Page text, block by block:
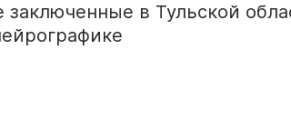
в Тульской